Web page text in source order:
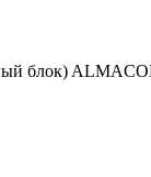
блок)